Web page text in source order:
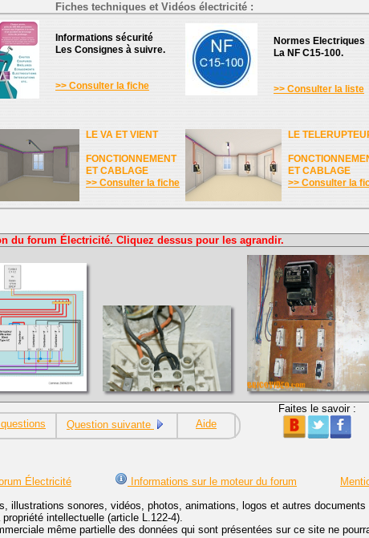
Fiches techniques et Vidéos électricité :
Informations sécurité
Les Consignes à suivre.
>> Consulter la fiche
Normes Electriques
La NF C15-100.
>> Consulter la liste
LE VA ET VIENT
FONCTIONNEMENT
ET CABLAGE
>> Consulter la fiche
LE
ET CABLAGE
>> Consulter la
du forum Électricité. Cliquez dessus pour les agrandir.
Question suivante Aide
Faites le savoir :
Électricité Informations sur le moteur du forum
illustrations sonores, vidéos, photos, animations, logos et autres
intellectuelle (article L.122-4).
même partielle des données qui sont présentées sur ce site ne